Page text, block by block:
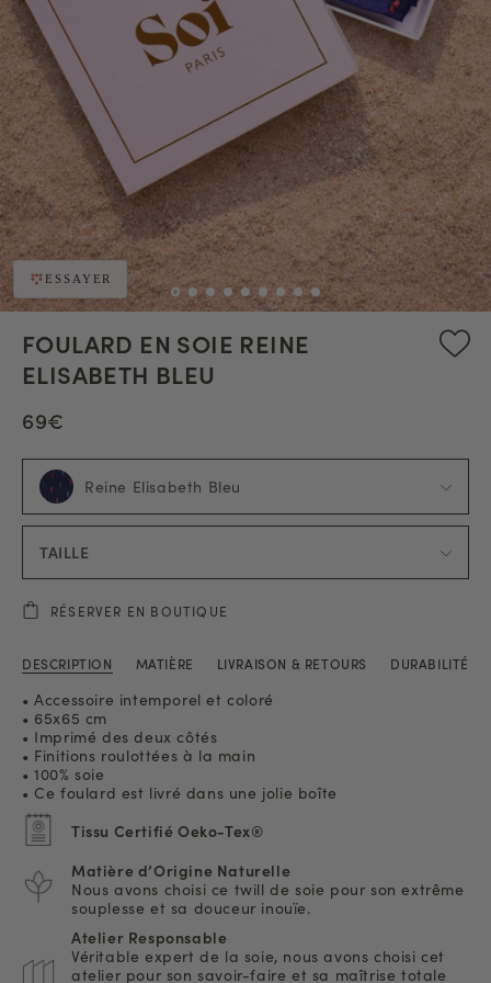
ESSAYER
FOULARD EN SOIE REINE
ELISABETH BLEU
69€
Reine Elisabeth Bleu
TAILLE
RÉSERVER EN BOUTIQUE
DESCRIPTION MATIÈRE LIVRAISON & RETOURS DURABILITÉ
• Accessoire intemporel et coloré
• 65x65 cm
• Imprimé des deux côtés
• Finitions roulottées à la main
• 100% soie
• Ce foulard est livré dans une jolie boîte
Tissu Certifié Oeko-Tex®
Matière d’Origine Naturelle
Nous avons choisi ce twill de soie pour son extrême
souplesse et sa douceur inouïe.
Atelier Responsable
Véritable expert de la soie, nous avons choisi cet
atelier pour son savoir-faire et sa maîtrise totale